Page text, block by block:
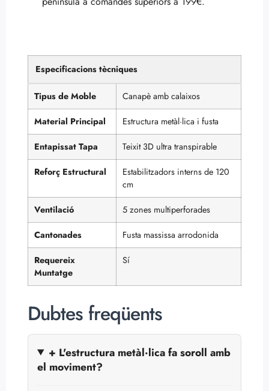
Especificacions tècniques
Tipus de Moble Canapè amb calaixos
Material Principal Estructura metàl·lica i fusta
Entapissat Tapa Teixit 3D ultra transpirable
Reforç Estructural
Estabilitzadors interns de 120
cm
Ventilació 5 zones multiperforades
Cantonades Fusta massissa arrodonida
Requereix
Muntatge
Sí
Dubtes freqüents
+ L'estructura metàl·lica fa soroll amb
el moviment?